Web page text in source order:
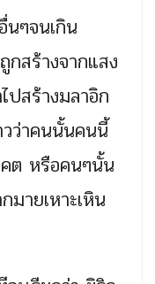
ๆจนเกิน
กสร้างจากแสง
ปสร้างมลาอิก
ว่าคนนั้นคนนี้
ต หรือคนๆนั้น
ายเหาะเหิน